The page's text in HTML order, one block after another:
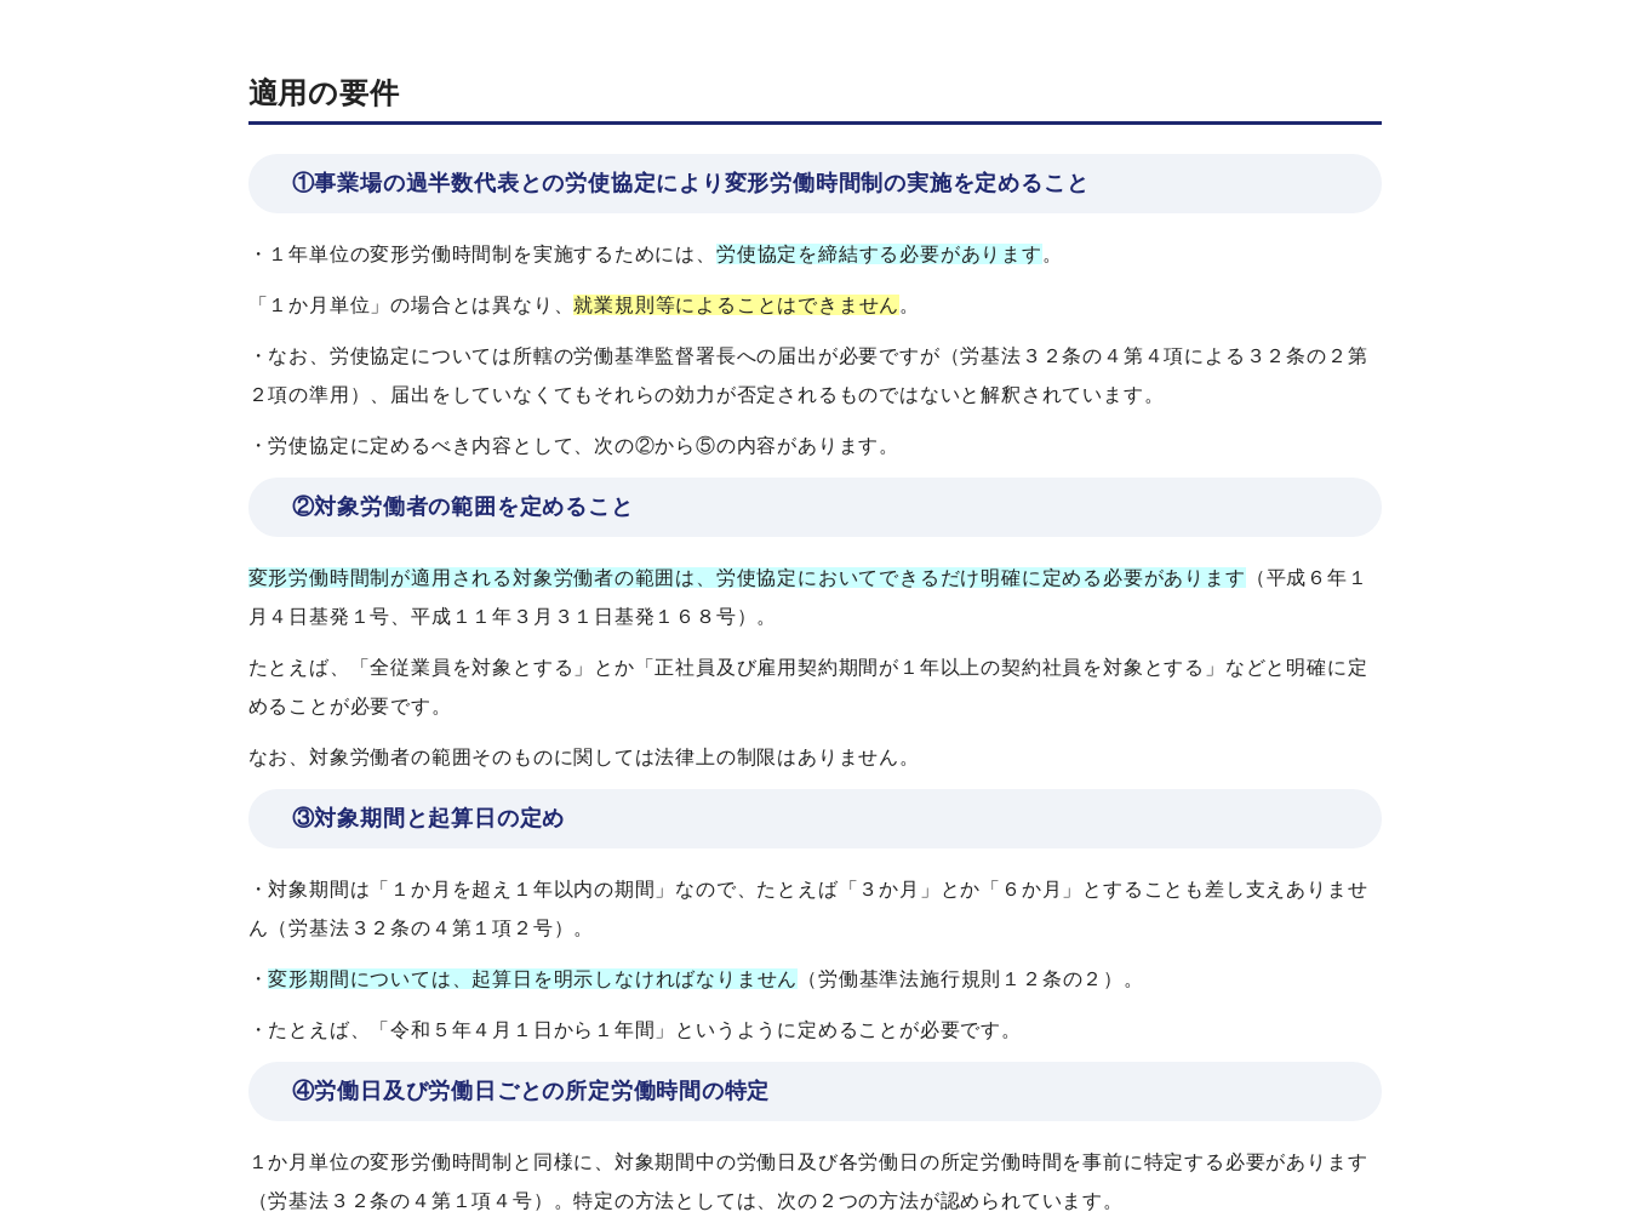
適用の要件
①事業場の過半数代表との労使協定により変形労働時間制の実施を定めること
・１年単位の変形労働時間制を実施するためには、 労使協定を締結する必要があります 。
「１か月単位」の場合とは異なり、 就業規則等によることはできません 。
・なお、労使協定については所轄の労働基準監督署長への届出が必要ですが（労基法３２条の４第４項による３２条の２第
２項の準用）、届出をしていなくてもそれらの効力が否定されるものではないと解釈されています。
・労使協定に定めるべき内容として、次の②から⑤の内容があります。
②対象労働者の範囲を定めること
変形労働時間制が適用される対象労働者の範囲は、労使協定においてできるだけ明確に定める必要があります
（平成６年１
月４日基発１号、平成１１年３月３１日基発１６８号）。
たとえば、「全従業員を対象とする」とか「正社員及び雇用契約期間が１年以上の契約社員を対象とする」などと明確に定
めることが必要です。
なお、対象労働者の範囲そのものに関しては法律上の制限はありません。
③対象期間と起算日の定め
・対象期間は「１か月を超え１年以内の期間」なので、たとえば「３か月」とか「６か月」とすることも差し支えありませ
ん（労基法３２条の４第１項２号）。
・変形期間については、起算日を明示しなければなりません （労働基準法施行規則１２条の２）。
・たとえば、「令和５年４月１日から１年間」というように定めることが必要です。
④労働日及び労働日ごとの所定労働時間の特定
１か月単位の変形労働時間制と同様に、対象期間中の労働日及び各労働日の所定労働時間を事前に特定する必要があります
（労基法３２条の４第１項４号）。特定の方法としては、次の２つの方法が認められています。